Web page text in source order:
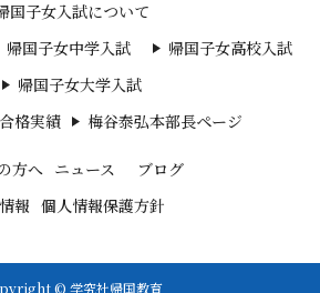
国子女入試について
帰国子女中学入試
帰国子女高校入試
帰国子女大学入試
格実績
梅谷泰弘本部長ページ
方へ ニュース
ブログ
報 個人情報保護方針
© 学究社帰国教育